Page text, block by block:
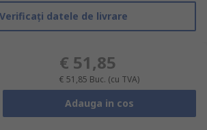
Verificați datele de livrare
€ 51,85
€ 51,85 Buc. (cu TVA)
Adauga in cos